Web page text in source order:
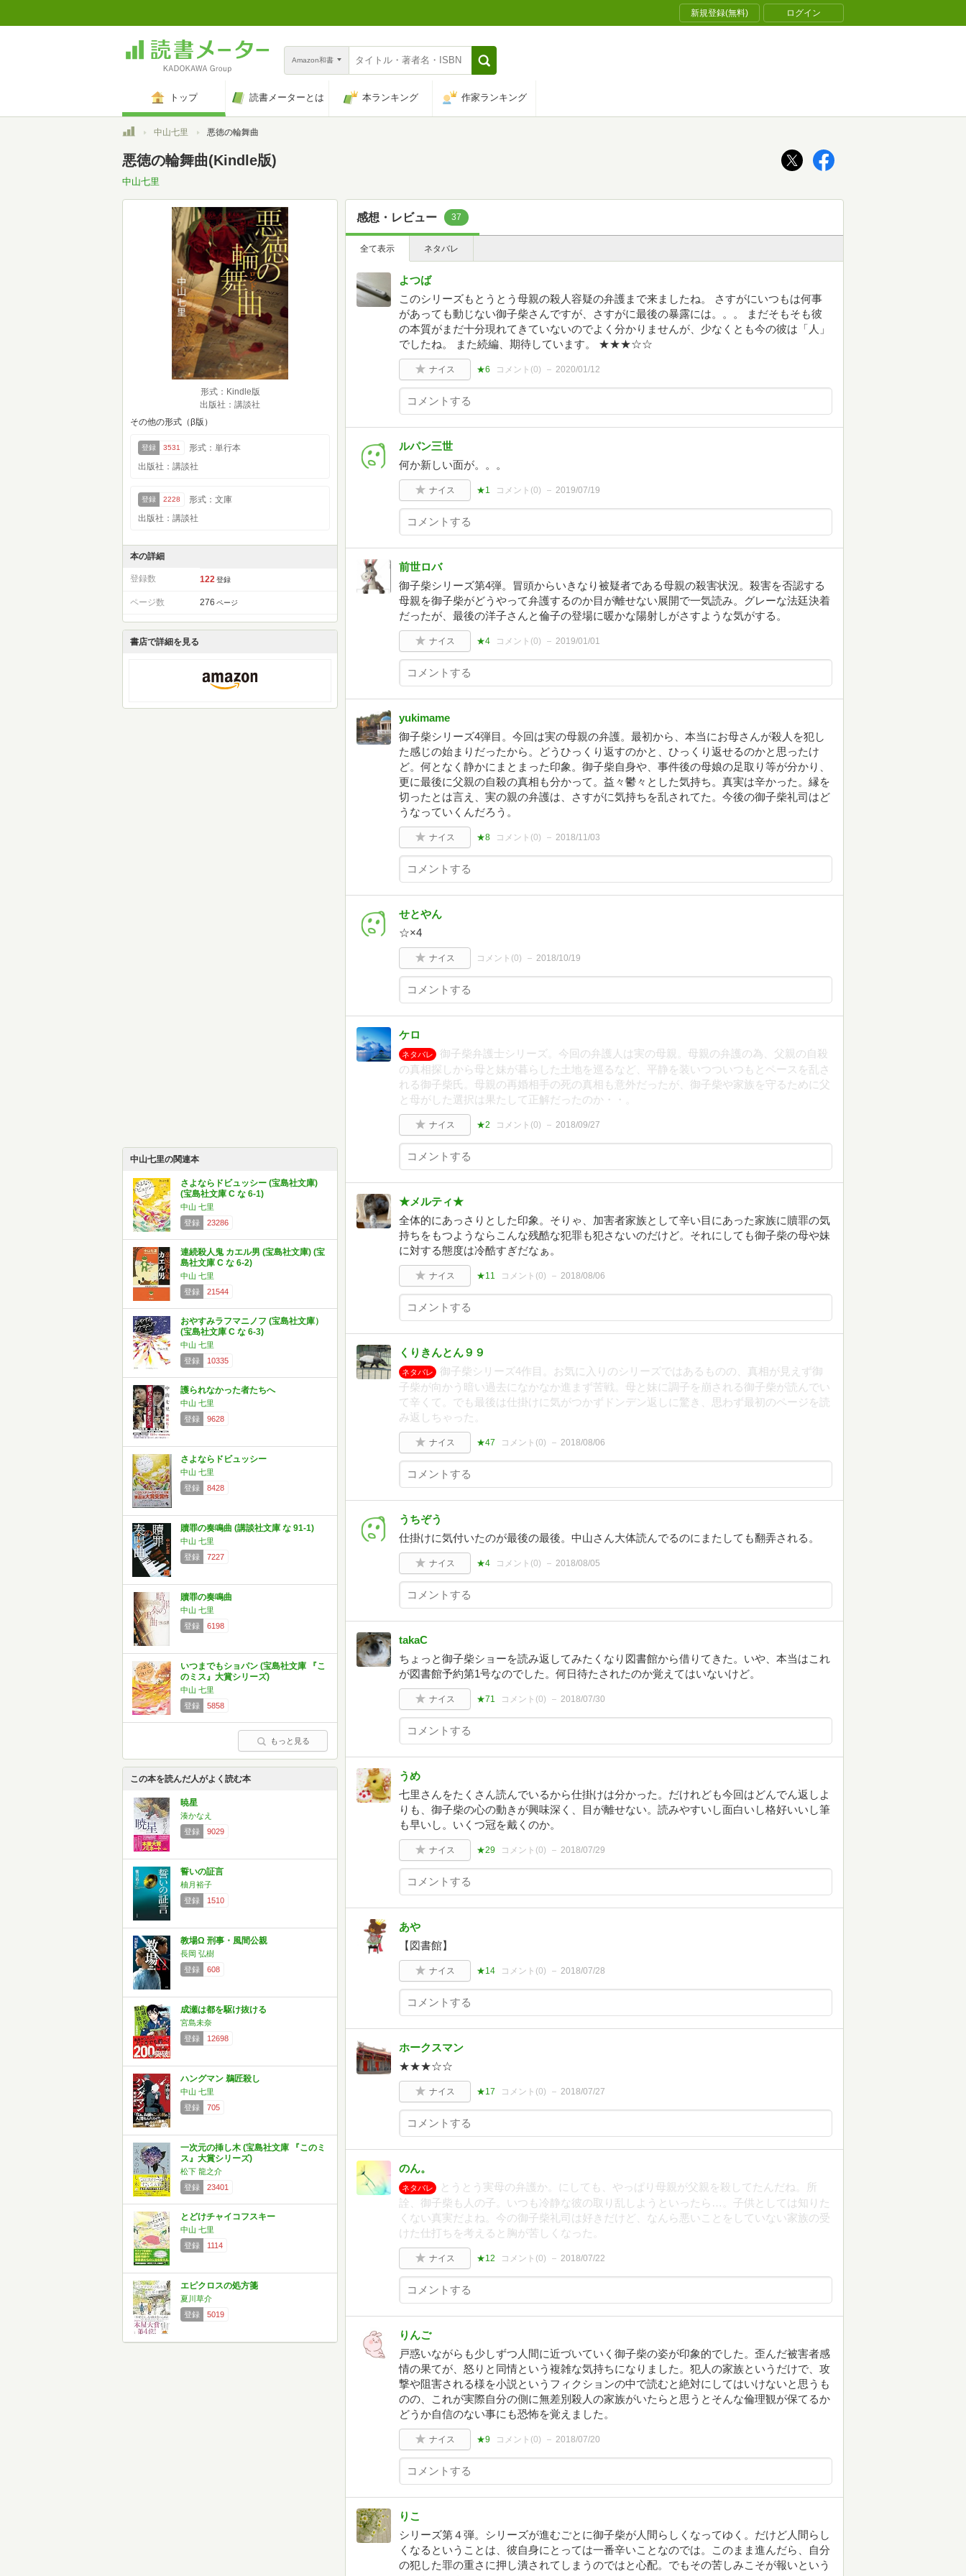
新規登録(無料) ログイン
Amazon和書
トップ 読書メーターとは 本ランキング 作家ランキング
トップ中山七里 悪徳の輪舞曲
悪徳の輪舞曲(Kindle版)
中山七里
形式：Kindle版
出版社：講談社
その他の形式（β版）
登録 3531
形式：単行本
出版社：講談社
登録 2228
形式：文庫
出版社：講談社
本の詳細
登録数 122 登録
ページ数 276 ページ
書店で詳細を見る
中山七里の関連本
さよならドビュッシー (宝島社文庫)
(宝島社文庫 C な 6-1)
中山 七里
登録
23286
連続殺人鬼 カエル男 (宝島社文庫) (宝
島社文庫 C な 6-2)
中山 七里
登録
21544
おやすみラフマニノフ (宝島社文庫）
(宝島社文庫 C な 6-3)
中山 七里
登録
10335
護られなかった者たちへ
中山 七里
登録
9628
さよならドビュッシー
中山 七里
登録
8428
贖罪の奏鳴曲 (講談社文庫 な 91-1)
中山 七里
登録
7227
贖罪の奏鳴曲
中山 七里
登録
6198
いつまでもショパン (宝島社文庫 『こ
のミス』大賞シリーズ)
中山 七里
登録
5858
もっと見る
この本を読んだ人がよく読む本
暁星
湊かなえ
登録
9029
誓いの証言
柚月裕子
登録
1510
教場Ω 刑事・風間公親
長岡 弘樹
登録
608
成瀬は都を駆け抜ける
宮島未奈
登録
12698
ハングマン 鵜匠殺し
中山 七里
登録
705
一次元の挿し木 (宝島社文庫 『このミ
ス』大賞シリーズ)
松下 龍之介
登録
23401
とどけチャイコフスキー
中山 七里
登録
1114
エピクロスの処方箋
夏川草介
登録
5019
感想・レビュー 37
全て表示 ネタバレ
よつば
このシリーズもとうとう母親の殺人容疑の弁護まで来ましたね。 さすがにいつもは何事
があっても動じない御子柴さんですが、さすがに最後の暴露には。。。 まだそもそも彼
の本質がまだ十分現れてきていないのでよく分かりませんが、少なくとも今の彼は「人」
でしたね。 また続編、期待しています。 ★★★☆☆
ナイス ★6 コメント(0) 2020/01/12
ルパン三世
何か新しい面が。。。
ナイス ★1 コメント(0) 2019/07/19
前世ロバ
御子柴シリーズ第4弾。冒頭からいきなり被疑者である母親の殺害状況。殺害を否認する
母親を御子柴がどうやって弁護するのか目が離せない展開で一気読み。グレーな法廷決着
だったが、最後の洋子さんと倫子の登場に暖かな陽射しがさすような気がする。
ナイス ★4 コメント(0) 2019/01/01
yukimame
御子柴シリーズ4弾目。今回は実の母親の弁護。最初から、本当にお母さんが殺人を犯し
た感じの始まりだったから。どうひっくり返すのかと、ひっくり返せるのかと思ったけ
ど。何となく静かにまとまった印象。御子柴自身や、事件後の母娘の足取り等が分かり、
更に最後に父親の自殺の真相も分かって。益々鬱々とした気持ち。真実は辛かった。縁を
切ったとは言え、実の親の弁護は、さすがに気持ちを乱されてた。今後の御子柴礼司はど
うなっていくんだろう。
ナイス ★8 コメント(0) 2018/11/03
せとやん
☆×4
ナイス コメント(0) 2018/10/19
ケロ
ネタバレ
御子柴弁護士シリーズ。今回の弁護人は実の母親。母親の弁護の為、父親の自殺
の真相探しから母と妹が暮らした土地を巡るなど、平静を装いつついつもとペースを乱さ
れる御子柴氏。母親の再婚相手の死の真相も意外だったが、御子柴や家族を守るために父
と母がした選択は果たして正解だったのか・・。
ナイス ★2 コメント(0) 2018/09/27
★メルティ★
全体的にあっさりとした印象。そりゃ、加害者家族として辛い目にあった家族に贖罪の気
持ちをもつようならこんな残酷な犯罪も犯さないのだけど。それにしても御子柴の母や妹
に対する態度は冷酷すぎだなぁ。
ナイス ★11 コメント(0) 2018/08/06
くりきんとん９９
ネタバレ
御子柴シリーズ4作目。お気に入りのシリーズではあるものの、真相が見えず御
子柴が向かう暗い過去になかなか進まず苦戦。母と妹に調子を崩される御子柴が読んでい
て辛くて。でも最後は仕掛けに気がつかずドンデン返しに驚き、思わず最初のページを読
み返しちゃった。
ナイス ★47 コメント(0) 2018/08/06
うちぞう
仕掛けに気付いたのが最後の最後。中山さん大体読んでるのにまたしても翻弄される。
ナイス ★4 コメント(0) 2018/08/05
takaC
ちょっと御子柴ショーを読み返してみたくなり図書館から借りてきた。いや、本当はこれ
が図書館予約第1号なのでした。何日待たされたのか覚えてはいないけど。
ナイス ★71 コメント(0) 2018/07/30
うめ
七里さんをたくさん読んでいるから仕掛けは分かった。だけれども今回はどんでん返しよ
りも、御子柴の心の動きが興味深く、目が離せない。読みやすいし面白いし格好いいし筆
も早いし。いくつ冠を戴くのか。
ナイス ★29 コメント(0) 2018/07/29
あや
【図書館】
ナイス ★14 コメント(0) 2018/07/28
ホークスマン
★★★☆☆
ナイス ★17 コメント(0) 2018/07/27
のん。
ネタバレ
とうとう実母の弁護か。にしても、やっぱり母親が父親を殺してたんだね。所
詮、御子柴も人の子。いつも冷静な彼の取り乱しようといったら…。子供としては知りた
くない真実だよね。今の御子柴礼司は好きだけど、なんら悪いことをしていない家族の受
けた仕打ちを考えると胸が苦しくなった。
ナイス ★12 コメント(0) 2018/07/22
りんご
戸惑いながらも少しずつ人間に近づいていく御子柴の姿が印象的でした。歪んだ被害者感
情の果てが、怒りと同情という複雑な気持ちになりました。犯人の家族というだけで、攻
撃や阻害される様を小説というフィクションの中で読むと絶対にしてはいけないと思うも
のの、これが実際自分の側に無差別殺人の家族がいたらと思うとそんな倫理観が保てるか
どうか自信のない事にも恐怖を覚えました。
ナイス ★9 コメント(0) 2018/07/20
りこ
シリーズ第４弾。シリーズが進むごとに御子柴が人間らしくなってゆく。だけど人間らし
くなるということは、彼自身にとっては一番辛いことなのでは。このまま進んだら、自分
の犯した罪の重さに押し潰されてしまうのではと心配。でもその苦しみこそが報いという